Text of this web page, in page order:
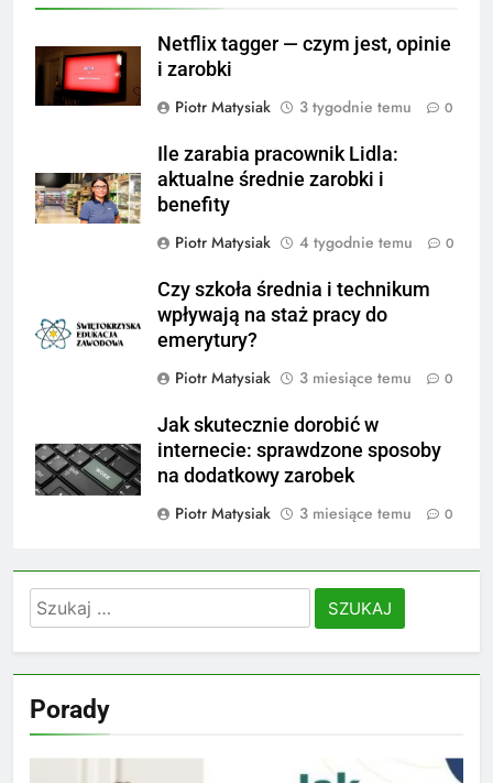
Netflix tagger — czym jest, opinie
i zarobki
Piotr Matysiak
3 tygodnie temu 0
Ile zarabia pracownik Lidla:
aktualne średnie zarobki i
benefity
Piotr Matysiak
4 tygodnie temu 0
Czy szkoła średnia i technikum
wpływają na staż pracy do
emerytury?
Piotr Matysiak
3 miesiące temu 0
Jak skutecznie dorobić w
internecie: sprawdzone sposoby
na dodatkowy zarobek
Piotr Matysiak
3 miesiące temu 0
Szukaj:
Porady